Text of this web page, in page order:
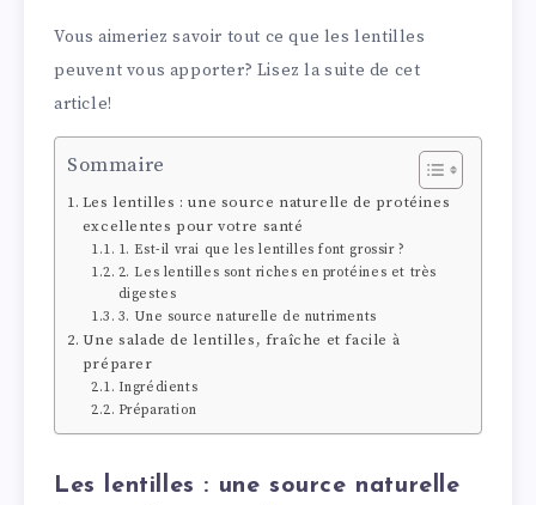
Vous aimeriez savoir tout ce que les lentilles
peuvent vous apporter? Lisez la suite de cet
article!
Sommaire
Les lentilles : une source naturelle de protéines
excellentes pour votre santé
1. Est-il vrai que les lentilles font grossir ?
2. Les lentilles sont riches en protéines et très
digestes
3. Une source naturelle de nutriments
Une salade de lentilles, fraîche et facile à
préparer
Ingrédients
Préparation
Les lentilles : une source naturelle